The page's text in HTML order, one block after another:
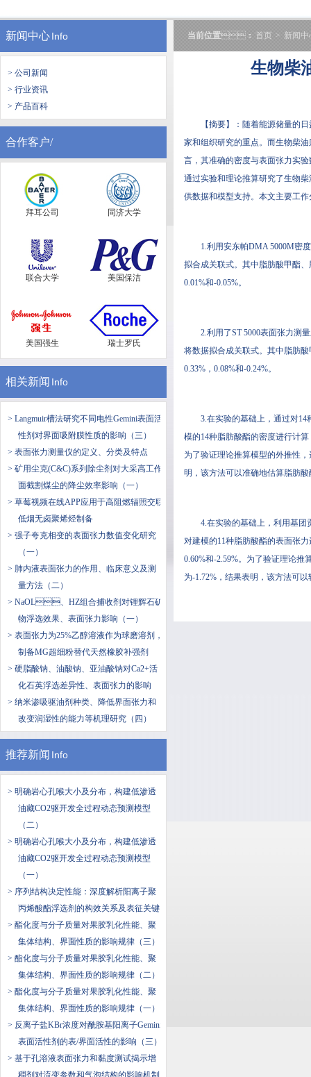
新闻中心Info
> 公司新闻
> 行业资讯
> 产品百科
合作客户/
拜耳公司 同济大学
联合大学 美国保洁
美国强生 瑞士罗氏
相关新闻 Info
> Langmuir槽法研究不同电性Gemini表面活
性剂对界面吸附膜性质的影响（三）
> 表面张力测量仪的定义、分类及特点
> 矿用尘克(C&C)系列除尘剂对大采高工作
面截割煤尘的降尘效率影响（一）
> 草莓视频在线APP应用于高阻燃辐照交联
低烟无卤聚烯烃制备
> ​强子夸克相变的表面张力数值变化研究
（一）
> 肺内液表面张力的作用、临床意义及测
量方法（二）
> NaOL、HZ组合捕收剂对锂辉石矿
物浮选效果、表面张力影响（一）
> 表面张力为25%乙醇溶液作为球磨溶剂，
制备MG超细粉替代天然橡胶补强剂
> 硬脂酸钠、油酸钠、亚油酸钠对Ca2+活
化石英浮选差异性、表面张力的影响
> 纳米渗吸驱油剂种类、降低界面张力和
改变润湿性的能力等机理研究（四）
推荐新闻 Info
> 明确岩心孔喉大小及分布，构建低渗透
油藏CO2驱开发全过程动态预测模型
（二）
> 明确岩心孔喉大小及分布，构建低渗透
油藏CO2驱开发全过程动态预测模型
（一）
> ​序列结构决定性能：深度解析阳离子聚
丙烯酸酯浮选剂的构效关系及表征关键
> 酯化度与分子质量对果胶乳化性能、聚
集体结构、界面性质的影响规律（三）
> 酯化度与分子质量对果胶乳化性能、聚
集体结构、界面性质的影响规律（二）
> 酯化度与分子质量对果胶乳化性能、聚
集体结构、界面性质的影响规律（一）
> 反离子盐KBr浓度对酰胺基阳离子Gemini
表面活性剂的表/界面活性的影响（三）
> 基于孔溶液表面张力和黏度测试揭示增
稠剂对流变参数和气泡结构的影响机制
当前位置： 首页 > 新闻中
生物柴
【摘要】：随着能源储量
家和组织研究的重点。而生物柴
言，其准确的密度与表面张力
通过实验和理论推算研究了生物柴油
供数据和模型支持。本文主要工
1.利用安东帕DMA 5000M密
拟合成关联式。其中脂肪酸甲酯
0.01%和-0.05%。
2.利用了ST 5000表面张力测
将数据拟合成关联式。其中脂肪
0.33%，0.08%和-0.24%。
3.在实验的基础上，通过对
模的14种脂肪酸酯的密度进行计算
为了验证理论推算模型的外推性
明，该方法可以准确地估算脂肪酸
4.在实验的基础上，利用基
对建模的11种脂肪酸酯的表面张力
0.60%和-2.59%。为了验证理论推
为-1.72%，结果表明，该方法可